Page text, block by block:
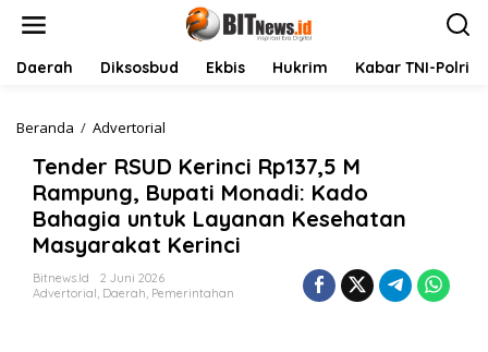
Daerah Diksosbud Ekbis Hukrim Kabar TNI-Polri
Beranda / Advertorial
n
d
e
r
R
D
Tender RSUD Kerinci Rp137,5 M
Rampung, Bupati Monadi: Kado
Bahagia untuk Layanan Kesehatan
Masyarakat Kerinci
Bitnews.id
2 Juni 2026
Advertorial, Daerah, Pemerintahan